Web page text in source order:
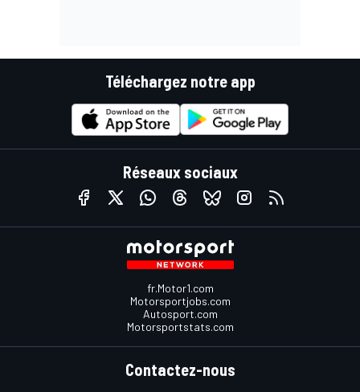
Téléchargez notre app
Réseaux sociaux
fr.Motor1.com
Motorsportjobs.com
Autosport.com
Motorsportstats.com
Contactez-nous